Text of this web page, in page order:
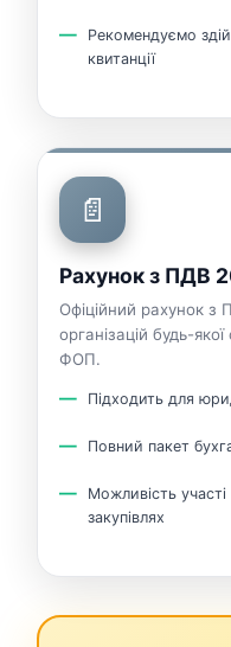
Рекомендуємо
квитанції
📄
Рахунок з ПДВ
Офіційний рахунок
організацій будь-
ФОП.
Підходить для
Повний пакет
Можливість
закупівлях